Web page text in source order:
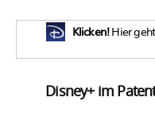
Klicken!Hier
Disney+ im